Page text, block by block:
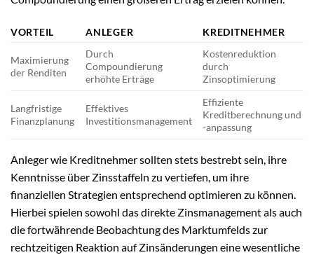
VORTEIL ANLEGER KREDITNEHMER
Maximierung
der Renditen
Durch
Compoundierung
erhöhte Erträge
Kostenreduktion
durch
Zinsoptimierung
Langfristige
Finanzplanung
Effektives
Investitionsmanagement
Effiziente
Kreditberechnung und
-anpassung
Anleger wie Kreditnehmer sollten stets bestrebt sein, ihre
Kenntnisse über Zinsstaffeln zu vertiefen, um ihre
finanziellen Strategien entsprechend optimieren zu können.
Hierbei spielen sowohl das direkte Zinsmanagement als auch
die fortwährende Beobachtung des Marktumfelds zur
rechtzeitigen Reaktion auf Zinsänderungen eine wesentliche